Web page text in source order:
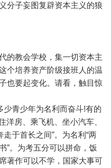
分子妄图复辟资本主义的狼
教会学校，集一切资本主
个培养资产阶级接班人的温
也要起变化。请看，触目惊
青少年为名利而奋斗!有的
洋房、乘飞机、坐小汽车、
走于首长之间”。为名利“两
”。为考五分可以拼命，饭
著作可以不学，国家大事可